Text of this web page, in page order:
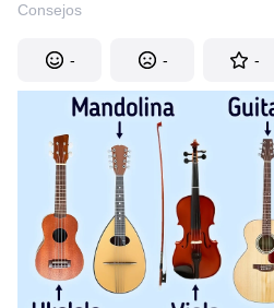
Consejos
- - -